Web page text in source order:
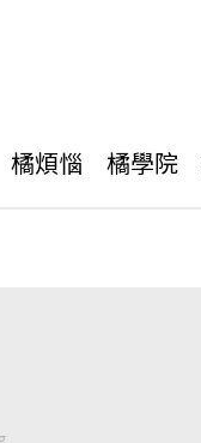
橘煩惱 橘學院